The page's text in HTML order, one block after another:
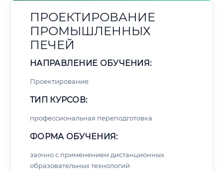
ПРОЕКТИРОВАНИЕ
ПРОМЫШЛЕННЫХ
ПЕЧЕЙ
НАПРАВЛЕНИЕ ОБУЧЕНИЯ:
Проектирование
ТИП КУРСОВ:
профессиональная переподготовка
ФОРМА ОБУЧЕНИЯ:
заочно с применением дистанционных
образовательных технологий